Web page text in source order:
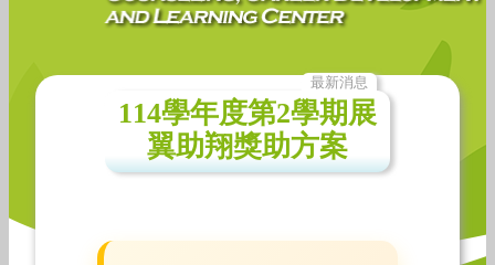
最新消息
114學年度第2學期展
翼助翔獎助方案